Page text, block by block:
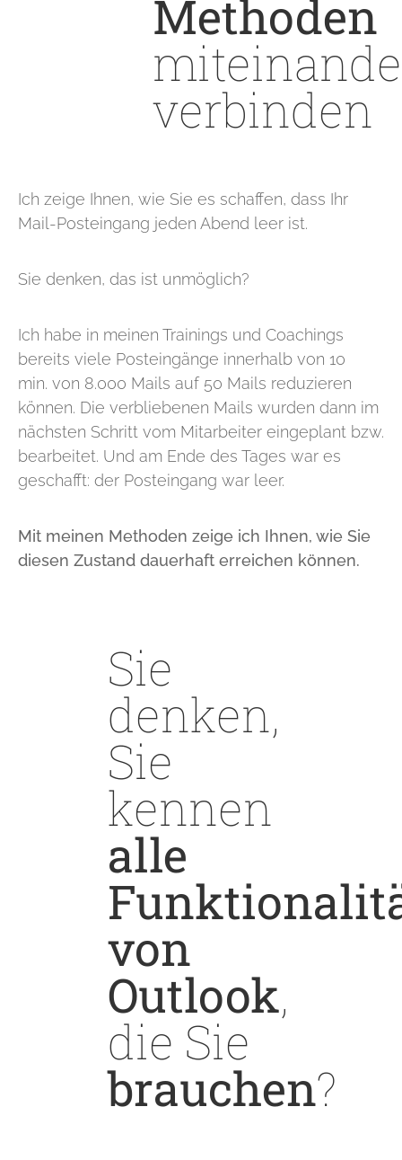
Methoden
verbinden
Ich zeige Ihnen, wie Sie es schaffen, dass Ihr
Mail-Posteingang jeden Abend leer ist.
Sie denken, das ist unmöglich?
Ich habe in meinen Trainings und Coachings
bereits viele Posteingänge innerhalb von 10
min. von 8.000 Mails auf 50 Mails reduzieren
können. Die verbliebenen Mails wurden dann im
nächsten Schritt vom Mitarbeiter eingeplant bzw.
bearbeitet. Und am Ende des Tages war es
geschafft: der Posteingang war leer.
Mit meinen Methoden zeige ich Ihnen, wie Sie
diesen Zustand dauerhaft erreichen können.
Sie
denken,
Sie
kennen
alle
von
Outlook,
die Sie
brauchen?